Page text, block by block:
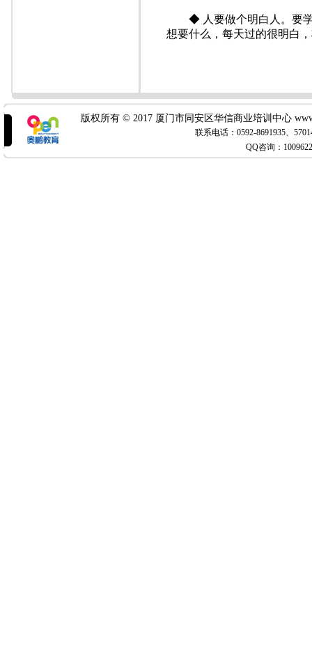
◆ 人要做个明白人。要学
想要什么，每天过的很明白
版权所有 © 2017 厦门市同安区华信商业培训中心
联系电话：0592-8691935、
QQ咨询：